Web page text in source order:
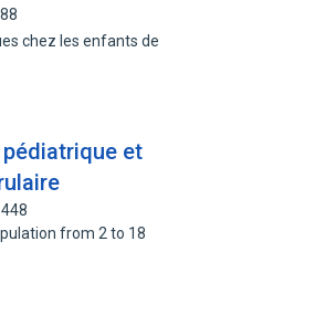
chez les enfants de
et
from 2 to 18